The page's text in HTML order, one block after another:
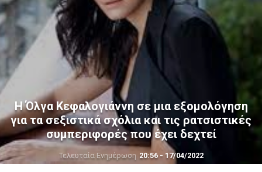
H Όλγα Κεφαλογιάννη σε μια εξομολόγηση
για τα σεξιστικά σχόλια και τις ρατσιστικές
συμπεριφορές που έχει δεχτεί
Τελευταία Ενημέρωση 20:56 - 17/04/2022